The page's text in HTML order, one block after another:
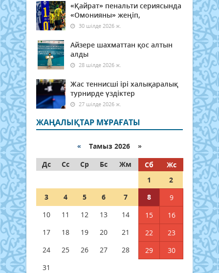
«Қайрат» пенальти сериясында
«Омонияны» жеңіп,
30 шілде 2026 ж.
Айзере шахматтан қос алтын
алды
28 шілде 2026 ж.
Жас теннисші ірі халықаралық
турнирде үздіктер
27 шілде 2026 ж.
ЖАҢАЛЫҚТАР МҰРАҒАТЫ
« Тамыз 2026 »
Дс
Сс Ср Бс Жм Сб
Жс
1
2
3
4 5 6 7 8
9
10
11 12 13 14 15
16
17
18 19 20 21 22
23
24
25 26 27 28 29
30
31